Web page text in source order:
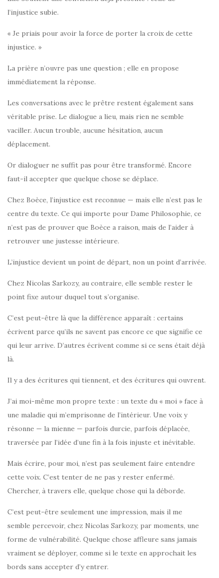
l’injustice subie.
« Je priais pour avoir la force de porter la croix de cette
injustice. »
La prière n’ouvre pas une question ; elle en propose
immédiatement la réponse.
Les conversations avec le prêtre restent également sans
véritable prise. Le dialogue a lieu, mais rien ne semble
vaciller. Aucun trouble, aucune hésitation, aucun
déplacement.
Or dialoguer ne suffit pas pour être transformé. Encore
faut-il accepter que quelque chose se déplace.
Chez Boèce, l’injustice est reconnue — mais elle n’est pas le
centre du texte. Ce qui importe pour Dame Philosophie, ce
n’est pas de prouver que Boèce a raison, mais de l’aider à
retrouver une justesse intérieure.
L’injustice devient un point de départ, non un point d’arrivée.
Chez Nicolas Sarkozy, au contraire, elle semble rester le
point fixe autour duquel tout s’organise.
C’est peut-être là que la différence apparaît : certains
écrivent parce qu’ils ne savent pas encore ce que signifie ce
qui leur arrive. D’autres écrivent comme si ce sens était déjà
là.
Il y a des écritures qui tiennent, et des écritures qui ouvrent.
J’ai moi-même mon propre texte : un texte du « moi » face à
une maladie qui m’emprisonne de l’intérieur. Une voix y
résonne — la mienne — parfois durcie, parfois déplacée,
traversée par l’idée d’une fin à la fois injuste et inévitable.
Mais écrire, pour moi, n’est pas seulement faire entendre
cette voix. C’est tenter de ne pas y rester enfermé.
Chercher, à travers elle, quelque chose qui la déborde.
C’est peut-être seulement une impression, mais il me
semble percevoir, chez Nicolas Sarkozy, par moments, une
forme de vulnérabilité. Quelque chose affleure sans jamais
vraiment se déployer, comme si le texte en approchait les
bords sans accepter d’y entrer.